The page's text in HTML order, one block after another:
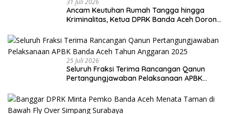
Ancam Keutuhan Rumah Tangga hingga
Kriminalitas, Ketua DPRK Banda Aceh Dorong
25 Juli 2026
Seluruh Fraksi Terima Rancangan Qanun
Pertangungjawaban Pelaksanaan APBK